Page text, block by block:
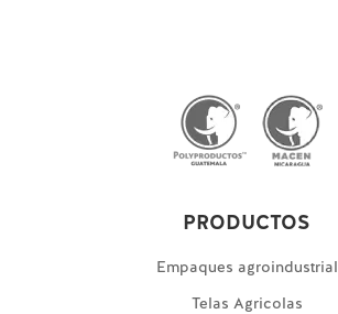
PRODUCTOS
Empaques agroindustrial
Telas Agricolas